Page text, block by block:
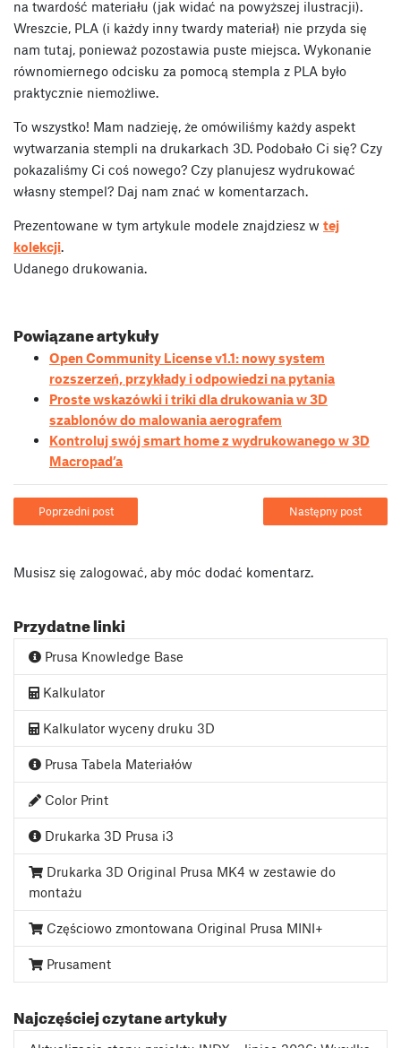
na twardość materiału (jak widać na powyższej ilustracji).
Wreszcie, PLA (i każdy inny twardy materiał) nie przyda się
nam tutaj, ponieważ pozostawia puste miejsca. Wykonanie
równomiernego odcisku za pomocą stempla z PLA było
praktycznie niemożliwe.
To wszystko! Mam nadzieję, że omówiliśmy każdy aspekt
wytwarzania stempli na drukarkach 3D. Podobało Ci się? Czy
pokazaliśmy Ci coś nowego? Czy planujesz wydrukować
własny stempel? Daj nam znać w komentarzach.
Prezentowane w tym artykule modele znajdziesz w tej
kolekcji.
Udanego drukowania.
Powiązane artykuły
Open Community License v1.1: nowy system
rozszerzeń, przykłady i odpowiedzi na pytania
Proste wskazówki i triki dla drukowania w 3D
szablonów do malowania aerografem
Kontroluj swój smart home z wydrukowanego w 3D
Macropad’a
Poprzedni post Następny post
Musisz się zalogować, aby móc dodać komentarz.
Przydatne linki
Prusa Knowledge Base
Kalkulator
Kalkulator wyceny druku 3D
Prusa Tabela Materiałów
Color Print
Drukarka 3D Prusa i3
Drukarka 3D Original Prusa MK4 w zestawie do
montażu
Częściowo zmontowana Original Prusa MINI+
Prusament
Najczęściej czytane artykuły